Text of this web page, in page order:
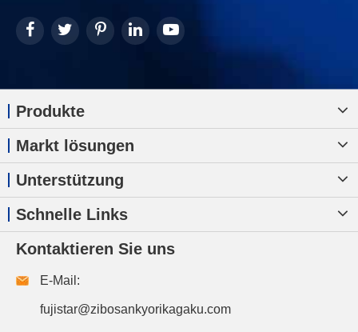
Produkte
Markt lösungen
Unterstützung
Schnelle Links
Kontaktieren Sie uns
E-Mail:
fujistar@zibosankyorikagaku.com